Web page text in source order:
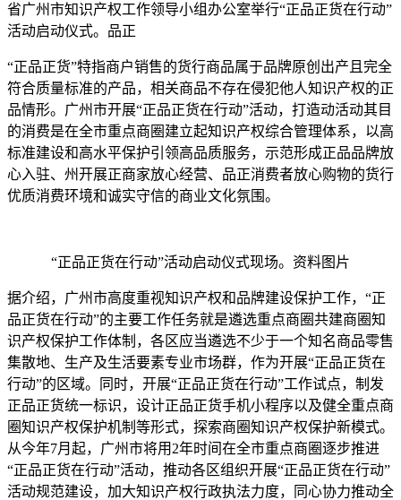
省广州市知识产权工作领导小组办公室举行“正品正货在行动”
活动启动仪式。品正
“正品正货”特指商户销售的货行商品属于品牌原创出产且完全
符合质量标准的产品，相关商品不存在侵犯他人知识产权的正
品情形。广州市开展“正品正货在行动”活动，打造动活动其目
的消费是在全市重点商圈建立起知识产权综合管理体系，以高
标准建设和高水平保护引领高品质服务，示范形成正品品牌放
心入驻、州开展正商家放心经营、品正消费者放心购物的货行
优质消费环境和诚实守信的商业文化氛围。
“正品正货在行动”活动启动仪式现场。资料图片
据介绍，广州市高度重视知识产权和品牌建设保护工作，“正
品正货在行动”的主要工作任务就是遴选重点商圈共建商圈知
识产权保护工作体制，各区应当遴选不少于一个知名商品零售
集散地、生产及生活要素专业市场群，作为开展“正品正货在
行动”的区域。同时，开展“正品正货在行动”工作试点，制发
正品正货统一标识，设计正品正货手机小程序以及健全重点商
圈知识产权保护机制等形式，探索商圈知识产权保护新模式。
从今年7月起，广州市将用2年时间在全市重点商圈逐步推进
“正品正货在行动”活动，推动各区组织开展“正品正货在行动”
活动规范建设，加大知识产权行政执法力度，同心协力推动全